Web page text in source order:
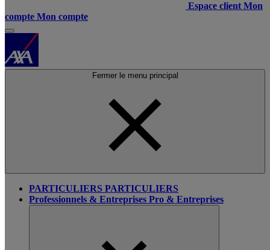
Espace client Mon
compte Mon compte
Fermer le menu principal
PARTICULIERS PARTICULIERS
Professionnels & Entreprises Pro & Entreprises